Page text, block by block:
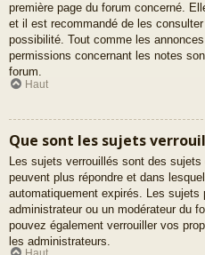
première page du forum concerné.
et il est recommandé de les
possibilité. Tout comme les
permissions concernant les notes
forum.
Haut
Que sont les sujets
Les sujets verrouillés sont des
peuvent plus répondre et dans
automatiquement expirés. Les sujets
administrateur ou un modérateur du
pouvez également verrouiller vos
les administrateurs.